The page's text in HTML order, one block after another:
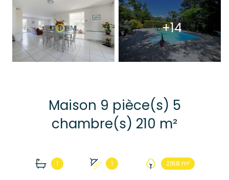
+14
Maison 9 pièce(s) 5
chambre(s) 210 m²
1 1 2168 m²